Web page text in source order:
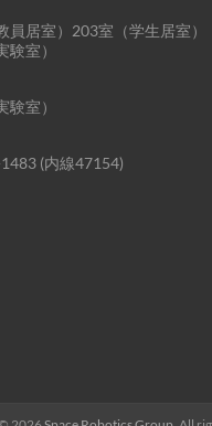
員居室）203室（学生居室）
験室）
験室）
(内線47154)